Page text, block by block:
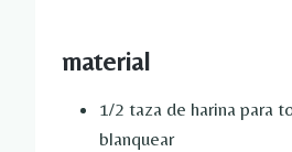
material
1/2 taza de harina para
blanquear